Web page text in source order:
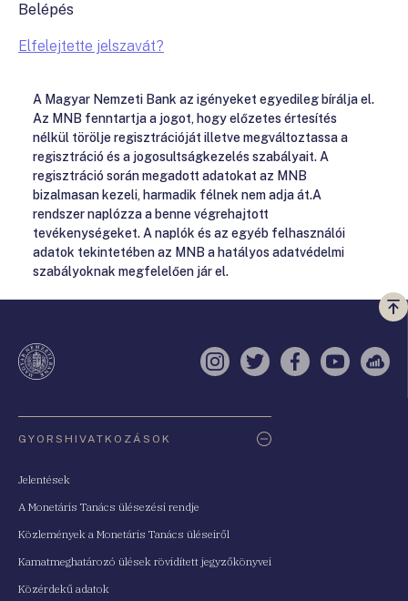
Belépés
Elfelejtette jelszavát?
A Magyar Nemzeti Bank az igényeket egyedileg bírálja el.
Az MNB fenntartja a jogot, hogy előzetes értesítés
nélkül törölje regisztrációját illetve megváltoztassa a
regisztráció és a jogosultságkezelés szabályait. A
regisztráció során megadott adatokat az MNB
bizalmasan kezeli, harmadik félnek nem adja át.A
rendszer naplózza a benne végrehajtott
tevékenységeket. A naplók és az egyéb felhasználói
adatok tekintetében az MNB a hatályos adatvédelmi
szabályoknak megfelelően jár el.
a
Instagram
TwitterFacebook
YouTube
GYORSHIVATKOZÁSOK
Jelentések
A Monetáris Tanács ülésezési rendje
Közlemények a Monetáris Tanács üléseiről
Kamatmeghatározó ülések rövidített jegyzőkönyvei
Közérdekű adatok